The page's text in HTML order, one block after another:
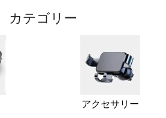
カテゴリー
アクセサリー